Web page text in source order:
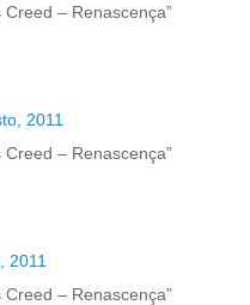
Creed – Renascença”
2011
Creed – Renascença”
2011
Creed – Renascença”